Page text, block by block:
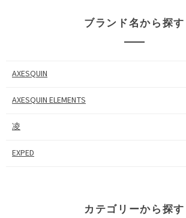
ブランド名から探す
AXESQUIN
AXESQUIN ELEMENTS
凌
EXPED
カテゴリーから探す